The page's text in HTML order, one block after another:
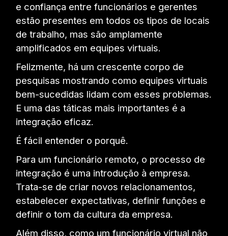
e confiança entre funcionários e gerentes
estão presentes em todos os tipos de locais
de trabalho, mas são amplamente
amplificados em equipes virtuais.
Felizmente, há um crescente corpo de
pesquisas mostrando como equipes virtuais
bem-sucedidas lidam com esses problemas.
E uma das táticas mais importantes é a
integração eficaz.
É fácil entender o porquê.
Para um funcionário remoto, o processo de
integração é uma introdução à empresa.
Trata-se de criar novos relacionamentos,
estabelecer expectativas, definir funções e
definir o tom da cultura da empresa.
Além disso, como um funcionário virtual não